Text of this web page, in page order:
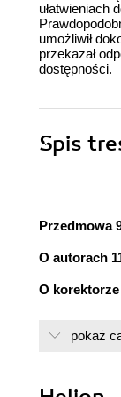
ułatwieniach
umożliwił
przekazał
dostępności.
Spis
Przedmowa
O autorach
O
pokaż